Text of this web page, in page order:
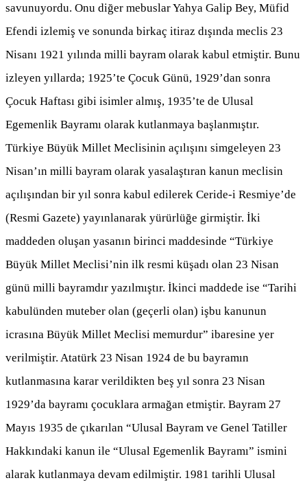
savunuyordu. Onu diğer mebuslar Yahya Galip Bey, Müfid
Efendi izlemiş ve sonunda birkaç itiraz dışında meclis 23
Nisanı 1921 yılında milli bayram olarak kabul etmiştir. Bunu
izleyen yıllarda; 1925’te Çocuk Günü, 1929’dan sonra
Çocuk Haftası gibi isimler almış, 1935’te de Ulusal
Egemenlik Bayramı olarak kutlanmaya başlanmıştır.
Türkiye Büyük Millet Meclisinin açılışını simgeleyen 23
Nisan’ın milli bayram olarak yasalaştıran kanun meclisin
açılışından bir yıl sonra kabul edilerek Ceride-i Resmiye’de
(Resmi Gazete) yayınlanarak yürürlüğe girmiştir. İki
maddeden oluşan yasanın birinci maddesinde “Türkiye
Büyük Millet Meclisi’nin ilk resmi küşadı olan 23 Nisan
günü milli bayramdır yazılmıştır. İkinci maddede ise “Tarihi
kabulünden muteber olan (geçerli olan) işbu kanunun
icrasına Büyük Millet Meclisi memurdur” ibaresine yer
verilmiştir. Atatürk 23 Nisan 1924 de bu bayramın
kutlanmasına karar verildikten beş yıl sonra 23 Nisan
1929’da bayramı çocuklara armağan etmiştir. Bayram 27
Mayıs 1935 de çıkarılan “Ulusal Bayram ve Genel Tatiller
Hakkındaki kanun ile “Ulusal Egemenlik Bayramı” ismini
alarak kutlanmaya devam edilmiştir. 1981 tarihli Ulusal